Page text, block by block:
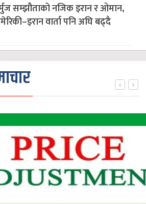
सम्झौताको नजिक इरान र ओमान,
वार्ता पनि अघि बढ्दै